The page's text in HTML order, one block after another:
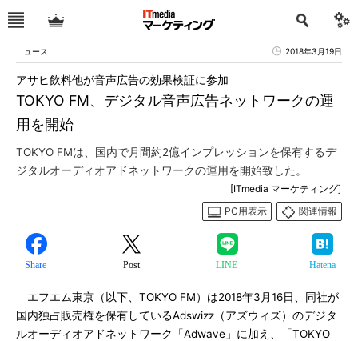
ニュース 2018年3月19日
TOKYO FM、デジタル音声広告ネットワークの運
用を開始
アサヒ飲料他が音声広告の効果検証に参加
TOKYO FMは、国内で月間約2億インプレッションを保有するデ
ジタルオーディオアドネットワークの運用を開始致した。
[ITmedia マーケティング]
PC用表示
関連情報
Share Post LINE Hatena
エフエム東京（以下、TOKYO FM）は2018年3月16日、同社が
国内独占販売権を保有しているAdswizz（アズウィズ）のデジタ
ルオーディオアドネットワーク「Adwave」に加え、「TOKYO